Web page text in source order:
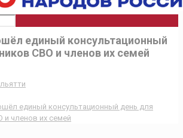
единый консультационный
СВО и членов их семей
единый консультационный день для
и членов их семей